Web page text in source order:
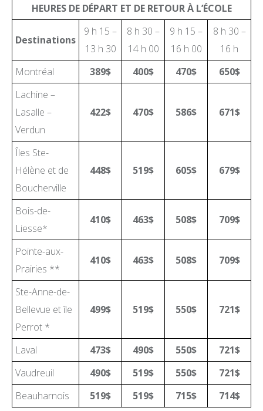
DÉVELOPPEMENT PROFESSIONNEL
MÉDIATION ARTISTIQUE ET CULTURELLE
DOCUMENTATION ET ÉVÉNEMENTS
À PROPOS
HEURES DE DÉPART ET DE RETOUR À L’ÉCOLE
Destinations
9 h 15 –
13 h 30
8 h 30 –
14 h 00
9 h 15 –
16 h 00
8 h 30 –
16 h
Montréal
389$ 400$ 470$
650$
Lachine –
Lasalle –
Verdun
422$ 470$ 586$ 671$
Îles Ste-
Hélène et de
Boucherville
448$ 519$ 605$ 679$
Bois-de-
Liesse*
410$ 463$ 508$ 709$
Pointe-aux-
Prairies **
410$ 463$ 508$ 709$
Ste-Anne-de-
Bellevue et île
Perrot *
499$ 519$ 550$ 721$
Laval 473$ 490$ 550$
721$
Vaudreuil
490$ 519$ 550$
721$
Beauharnois
519$ 519$ 715$ 714$